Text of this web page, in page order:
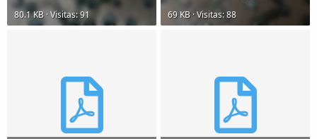
80.1 KB · Visitas: 91
69 KB · Visitas: 88